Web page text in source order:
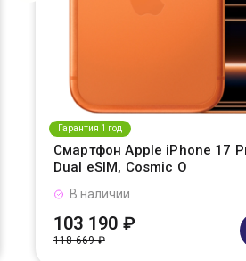
Гарантия 1 год
Смартфон Apple iPhone 17
Dual eSIM, Cosmic O
В наличии
103 190 ₽
118 669 ₽